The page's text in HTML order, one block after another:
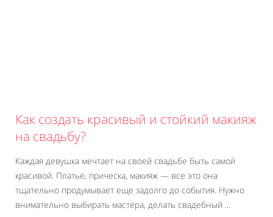
Как создать красивый и стойкий макияж
на свадьбу?
Каждая девушка мечтает на своей свадьбе быть самой
красивой. Платье, прическа, макияж — все это она
тщательно продумывает еще задолго до события. Нужно
внимательно выбирать мастера, делать свадебный ...